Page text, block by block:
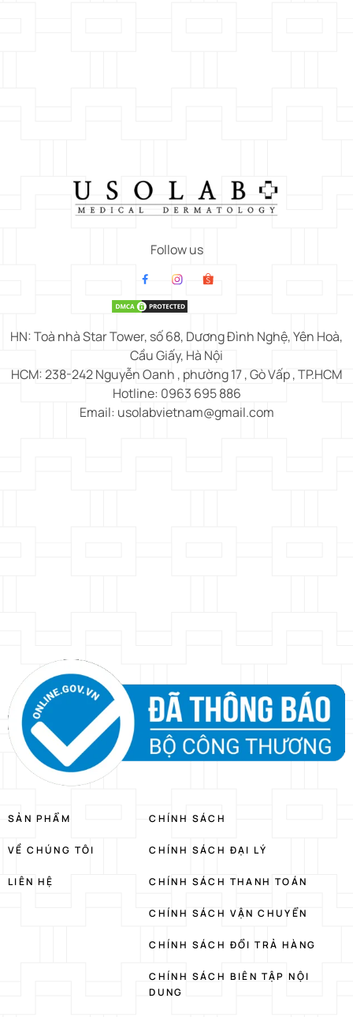
Follow us
HN: Toà nhà Star Tower, số 68, Dương Đình Nghệ, Yên Hoà,
Cầu Giấy, Hà Nội
HCM: 238-242 Nguyễn Oanh , phường 17 , Gò Vấp , TP.HCM
Hotline: 0963 695 886
Email: usolabvietnam@gmail.com
SẢN PHẨM
VỀ CHÚNG TÔI
LIÊN HỆ
CHÍNH SÁCH
CHÍNH SÁCH ĐẠI LÝ
CHÍNH SÁCH THANH TOÁN
CHÍNH SÁCH VẬN CHUYỂN
CHÍNH SÁCH ĐỔI TRẢ HÀNG
CHÍNH SÁCH BIÊN TẬP NỘI
DUNG